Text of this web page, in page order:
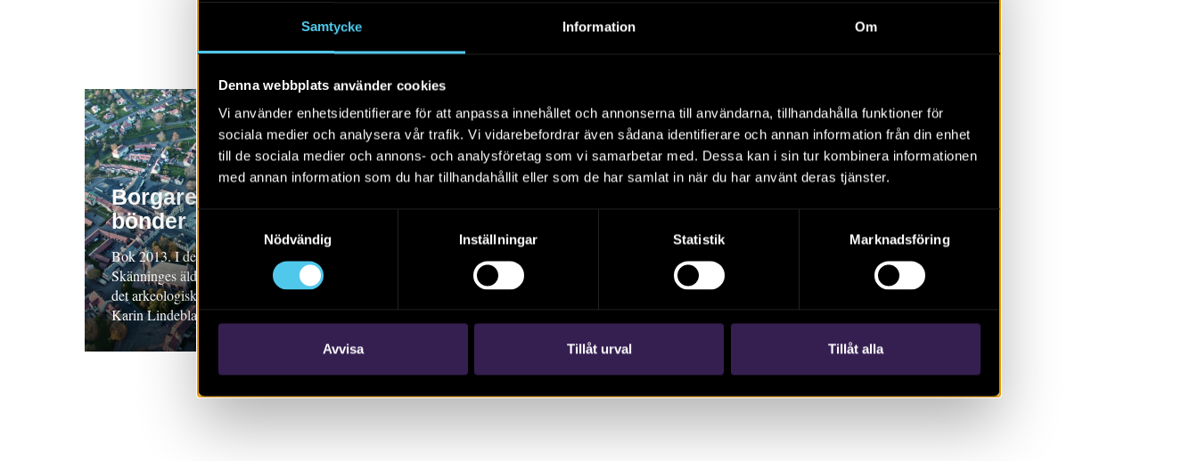
Samtycke Information Om
Denna webbplats använder cookies
Vi använder enhetsidentifierare för att anpassa innehållet och annonserna till användarna, tillhandahålla funktioner för
sociala medier och analysera vår trafik. Vi vidarebefordrar även sådana identifierare och annan information från din enhet
till de sociala medier och annons- och analysföretag som vi samarbetar med. Dessa kan i sin tur kombinera informationen
med annan information som du har tillhandahållit eller som de har samlat in när du har använt deras tjänster.
Nödvändig
Inställningar Statistik Marknadsföring
Avvisa Tillåt urval Tillåt alla
2026 2022
Borgare, bröder och
bönder
Bok 2013. I denna bok ges en samlad bild av
Skänninges äldre historia, med utgångpunkt i
det arkeologiska materialet. Rikard Hedvall,
Karin Lindeblad och Hanna Menander